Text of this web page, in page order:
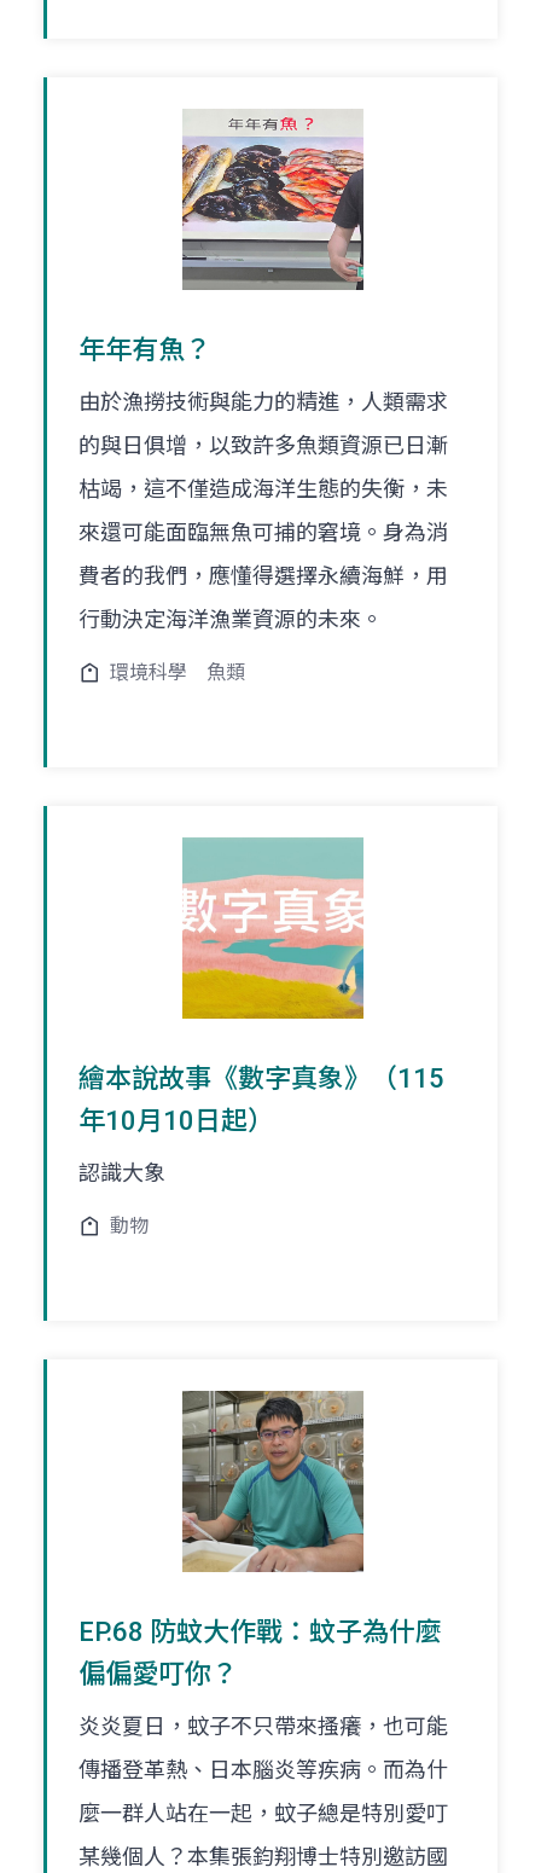
年年有魚？
由於漁撈技術與能力的精進，人類需求
的與日俱增，以致許多魚類資源已日漸
枯竭，這不僅造成海洋生態的失衡，未
來還可能面臨無魚可捕的窘境。身為消
費者的我們，應懂得選擇永續海鮮，用
行動決定海洋漁業資源的未來。
環境科學 魚類
繪本說故事《數字真象》（115
年10月10日起）
認識大象
動物
EP.68 防蚊大作戰：蚊子為什麼
偏偏愛叮你？
炎炎夏日，蚊子不只帶來搔癢，也可能
傳播登革熱、日本腦炎等疾病。而為什
麼一群人站在一起，蚊子總是特別愛叮
某幾個人？本集張鈞翔博士特別邀訪國